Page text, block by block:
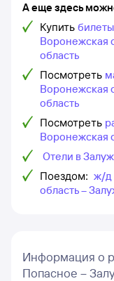
А еще здесь
Купить
Воронежская
область
Посмотреть
Воронежская
область
Посмотреть
Воронежская
Отели в
Поездом: ж/д
область –
Информация о
Попасное –